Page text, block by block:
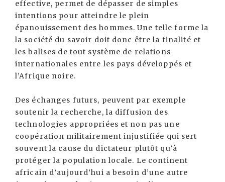
effective, permet de dépasser de simples
intentions pour atteindre le plein
épanouissement des hommes. Une telle forme la
la société du savoir doit donc être la finalité et
les balises de tout système de relations
internationales entre les pays développés et
l’Afrique noire.
Des échanges futurs, peuvent par exemple
soutenir la recherche, la diffusion des
technologies appropriées et non pas une
coopération militairement injustifiée qui sert
souvent la cause du dictateur plutôt qu’à
protéger la population locale. Le continent
africain d’aujourd’hui a besoin d’une autre